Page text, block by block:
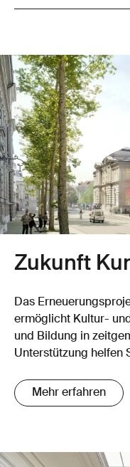
Zukunft
Das
ermöglicht Kultur-
und Bildung in
Unterstützung helfen
Mehr erfahren